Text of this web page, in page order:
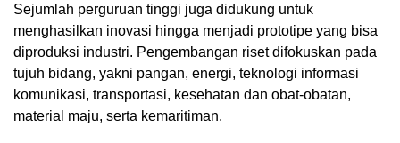
Sejumlah perguruan tinggi juga didukung untuk
menghasilkan inovasi hingga menjadi prototipe yang bisa
diproduksi industri. Pengembangan riset difokuskan pada
tujuh bidang, yakni pangan, energi, teknologi informasi
komunikasi, transportasi, kesehatan dan obat-obatan,
material maju, serta kemaritiman.